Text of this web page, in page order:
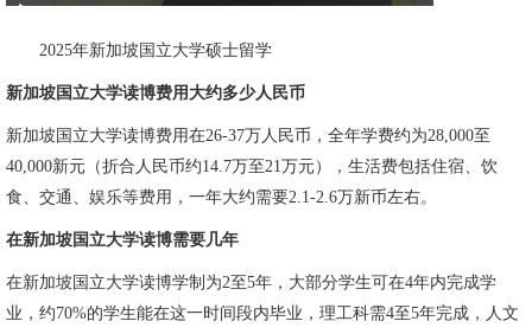
2025年新加坡国立大学硕士留学
新加坡国立大学读博费用大约多少人民币
新加坡国立大学读博费用在26-37万人民币，全年学费约为28,000至
40,000新元（折合人民币约14.7万至21万元），生活费包括住宿、饮
食、交通、娱乐等费用，一年大约需要2.1-2.6万新币左右。
在新加坡国立大学读博需要几年
在新加坡国立大学读博学制为2至5年，大部分学生可在4年内完成学
业，约70%的学生能在这一时间段内毕业，理工科需4至5年完成，人文